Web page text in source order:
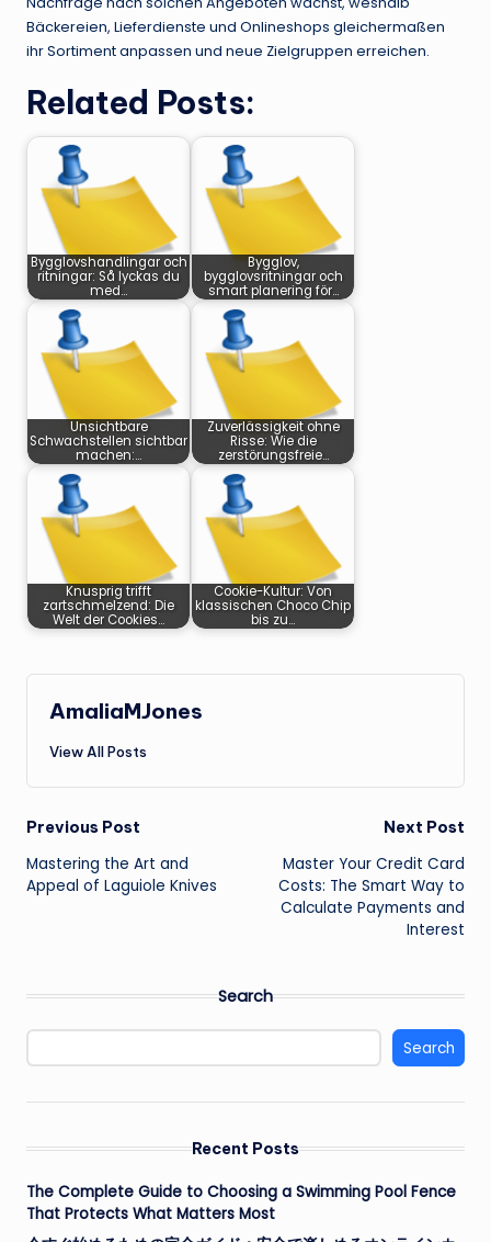
Bäckereien, Lieferdienste und Onlineshops gleichermaßen
ihr Sortiment anpassen und neue Zielgruppen erreichen.
Related Posts:
Bygglovshandlingar och
ritningar: Så lyckas du
med…
Bygglov,
bygglovsritningar och
smart planering för…
Unsichtbare
Schwachstellen sichtbar
machen:…
Zuverlässigkeit ohne
Risse: Wie die
zerstörungsfreie…
Knusprig trifft
zartschmelzend: Die
Welt der Cookies…
Cookie-Kultur: Von
klassischen Choco Chip
bis zu…
AmaliaMJones
View All Posts
Post
navigation
Previous Post
Mastering the Art and
Appeal of Laguiole Knives
Next Post
Master Your Credit Card
Costs: The Smart Way to
Calculate Payments and
Interest
Search
Search
Recent Posts
The Complete Guide to Choosing a Swimming Pool Fence
That Protects What Matters Most